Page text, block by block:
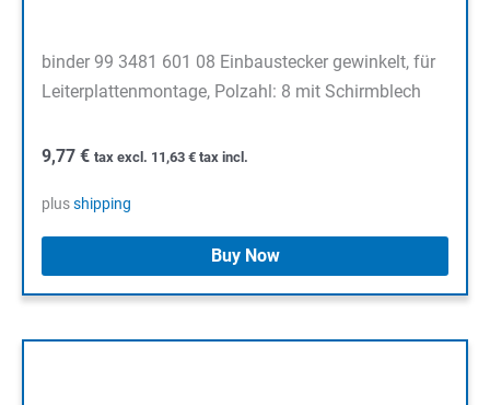
binder 99 3481 601 08 Einbaustecker gewinkelt, für
Leiterplattenmontage, Polzahl: 8 mit Schirmblech
9,77 € tax excl. 11,63 € tax incl.
plusshipping
Buy Now